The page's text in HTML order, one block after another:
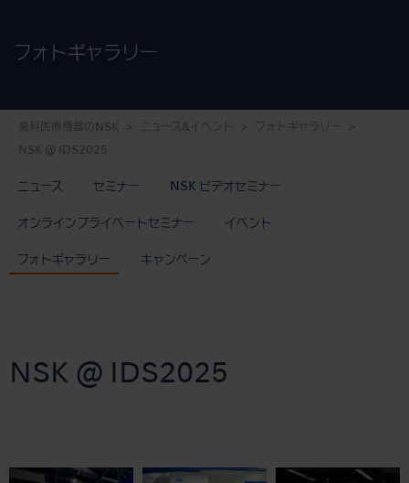
フォトギャラリー
歯科医療機器のNSK ニュース&イベント フォトギャラリー
NSK @ IDS2025
ニュース セミナー NSK ビデオセミナー
オンラインプライベートセミナー イベント
フォトギャラリー キャンペーン
NSK @ IDS2025